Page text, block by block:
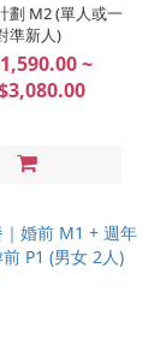
劃 M2 (單人或一
準新人)
~